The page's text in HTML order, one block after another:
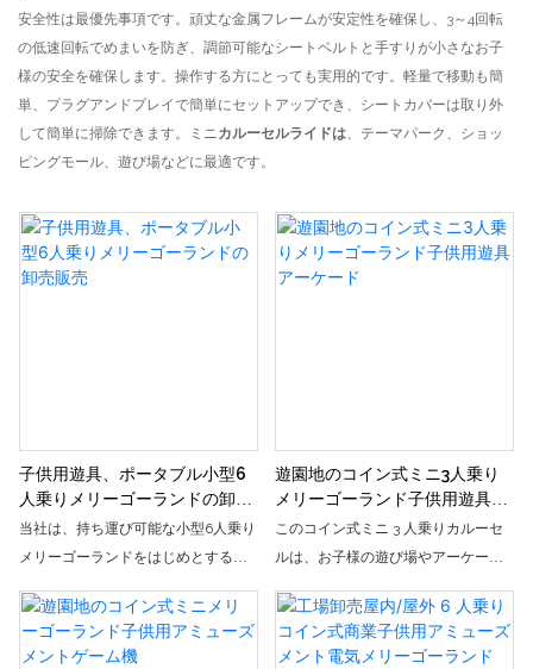
安全性は最優先事項です。頑丈な金属フレームが安定性を確保し、3～4回転
の低速回転でめまいを防ぎ、調節可能なシートベルトと手すりが小さなお子
様の安全を確保します。操作する方にとっても実用的です。軽量で移動も簡
単、プラグアンドプレイで簡単にセットアップでき、シートカバーは取り外
して簡単に掃除できます。ミニカルーセルライドは、テーマパーク、ショッ
ピングモール、遊び場などに最適です。
子供用遊具、ポータブル小型6
人乗りメリーゴーランドの卸売
販売
当社は、持ち運び可能な小型6人乗り
メリーゴーランドをはじめとする子
ります。 公園、学校、コミュニティ
センターに最適な当社のメリーゴー
遊園地のコイン式ミニ3人乗り
メリーゴーランド子供用遊具ア
ーケード
このコイン式ミニ 3 人乗りカルーセ
ルは、お子様の遊び場やアーケード
遊園地の乗り物でぐるぐる回るのが
大好きになり、楽しくて興奮したい